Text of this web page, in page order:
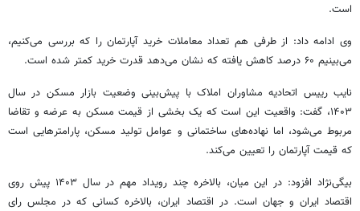
است.
وی ادامه داد: از طرفی هم تعداد معاملات خرید آپارتمان را که بررسی می‌کنیم،
می‌بینیم ۶۰ درصد کاهش یافته که نشان می‌دهد قدرت خرید کمتر شده است.
نایب رییس اتحادیه مشاوران املاک با پیش‌بینی وضعیت بازار مسکن در سال
۱۴۰۳، گفت: واقعیت این است که یک بخشی از قیمت مسکن به عرضه و تقاضا
مربوط می‌شود، اما نهاده‌های ساختمانی و عوامل تولید مسکن، پارامترهایی است
که قیمت آپارتمان را تعیین می‌کند.
بیگی‌نژاد افزود: در این میان، بالاخره چند رویداد مهم در سال ۱۴۰۳ پیش روی
اقتصاد ایران و جهان است. در اقتصاد ایران، بالاخره کسانی که در مجلس رای